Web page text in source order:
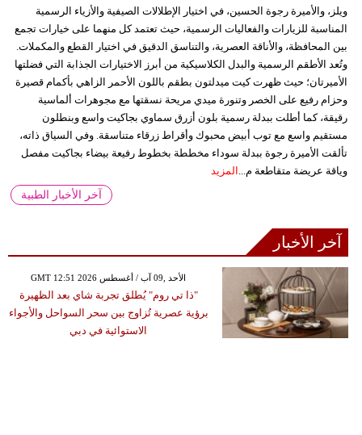
ويلز، والأميرة رجوة الحسين، في اختيار الإطلالات الصيفية والأزياء الرسمية
المناسبة للزيارات والفعاليات الرسمية، حيث تعتمد كل منهما على خيارات تجمع
بين المحافظة، والأناقة العصرية، والتناسق الدقيق في اختيار القطع والمكملات.
وتُعد الأطقم الرسمية والبدل الكلاسيكية من أبرز الاختيارات الجذابة التي فضلتها
الأميرتان؛ حيث ظهرت كيت ميدلتون بطقم باللون الأحمر الزاهي بأكمام قصيرة
وحزام رفيع على الخصر وتنورة ميدي مريحة نسقتها مع مجوهرات ألماسية
رقيقة، كما أطلت ببدلة رسمية بلون أزرق سماوي بجاكيت واسع وبنطلون
مستقيم واسع مع توب أبيض محبوك وأقراط زرقاء متناسقة. وفي السياق ذاته،
تألقت الأميرة رجوة ببدلة سوداء مخططة بخطوط رفيعة بيضاء بجاكيت مفصل
وياقة عريضة متقاطعة م... المزيد
آخر الأخبار الطبية
آخر الأخبار
GMT 12:51 2026 الأحد ,09 آب / أغسطس
"ذا تي روم" يُطلق تجربة شاي بعد الظهيرة
برؤية عصرية تُزاوج بين سحر السواحل والأجواء
الاستوائية في دبي